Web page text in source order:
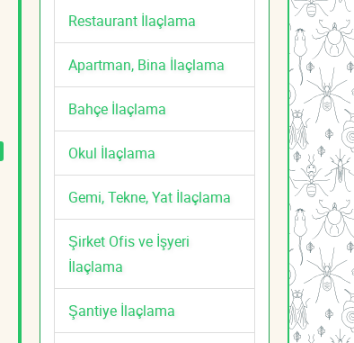
Restaurant İlaçlama
Apartman, Bina İlaçlama
Bahçe İlaçlama
Okul İlaçlama
Gemi, Tekne, Yat İlaçlama
Şirket Ofis ve İşyeri
İlaçlama
Şantiye İlaçlama